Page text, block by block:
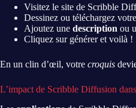
Visitez le site de Scribble
Dessinez ou téléchargez
Ajoutez une description ou
Cliquez sur générer et voilà !
En un clin d’œil, votre croquis
L’impact de Scribble Diffusion